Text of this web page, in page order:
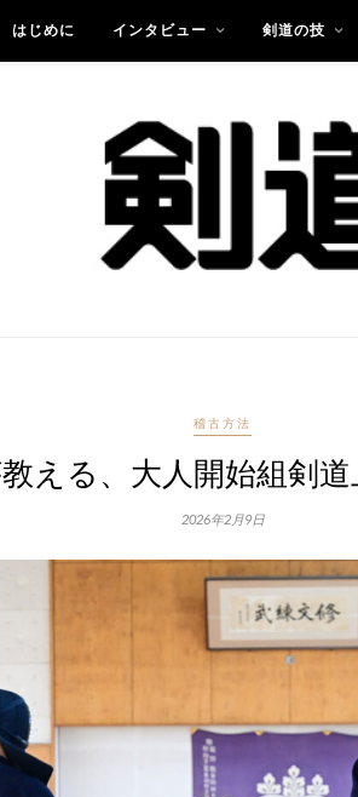
はじめに インタビュー 剣道の技
稽古方法
える、大人開始組剣道
2026年2月9日